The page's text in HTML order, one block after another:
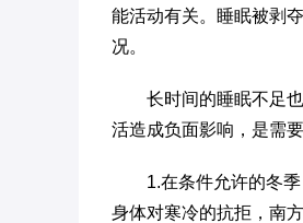
能活动有关。睡眠被剥
况。
长时间的睡眠不足
活造成负面影响，是需
1.在条件允许的冬
身体对寒冷的抗拒，南